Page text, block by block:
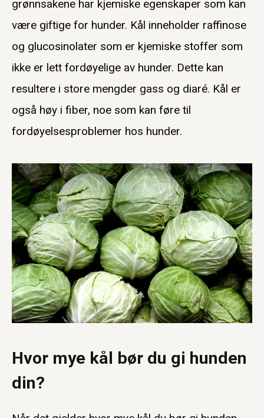
grønnsakene har kjemiske egenskaper som kan
være giftige for hunder. Kål inneholder raffinose
og glucosinolater som er kjemiske stoffer som
ikke er lett fordøyelige av hunder. Dette kan
resultere i store mengder gass og diaré. Kål er
også høy i fiber, noe som kan føre til
fordøyelsesproblemer hos hunder.
Hvor mye kål bør du gi hunden
din?